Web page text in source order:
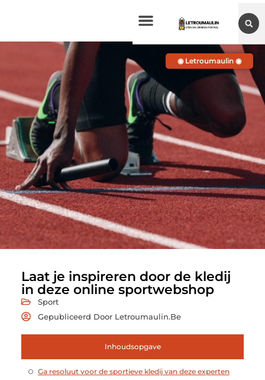
Laat je inspireren door de kledij
in deze online sportwebshop
Sport
Gepubliceerd Door Letroumaulin.be
Inhoudsopgave
Ga resoluut voor de sportieve kledij van deze experten
◉ Letroumaulin ◉